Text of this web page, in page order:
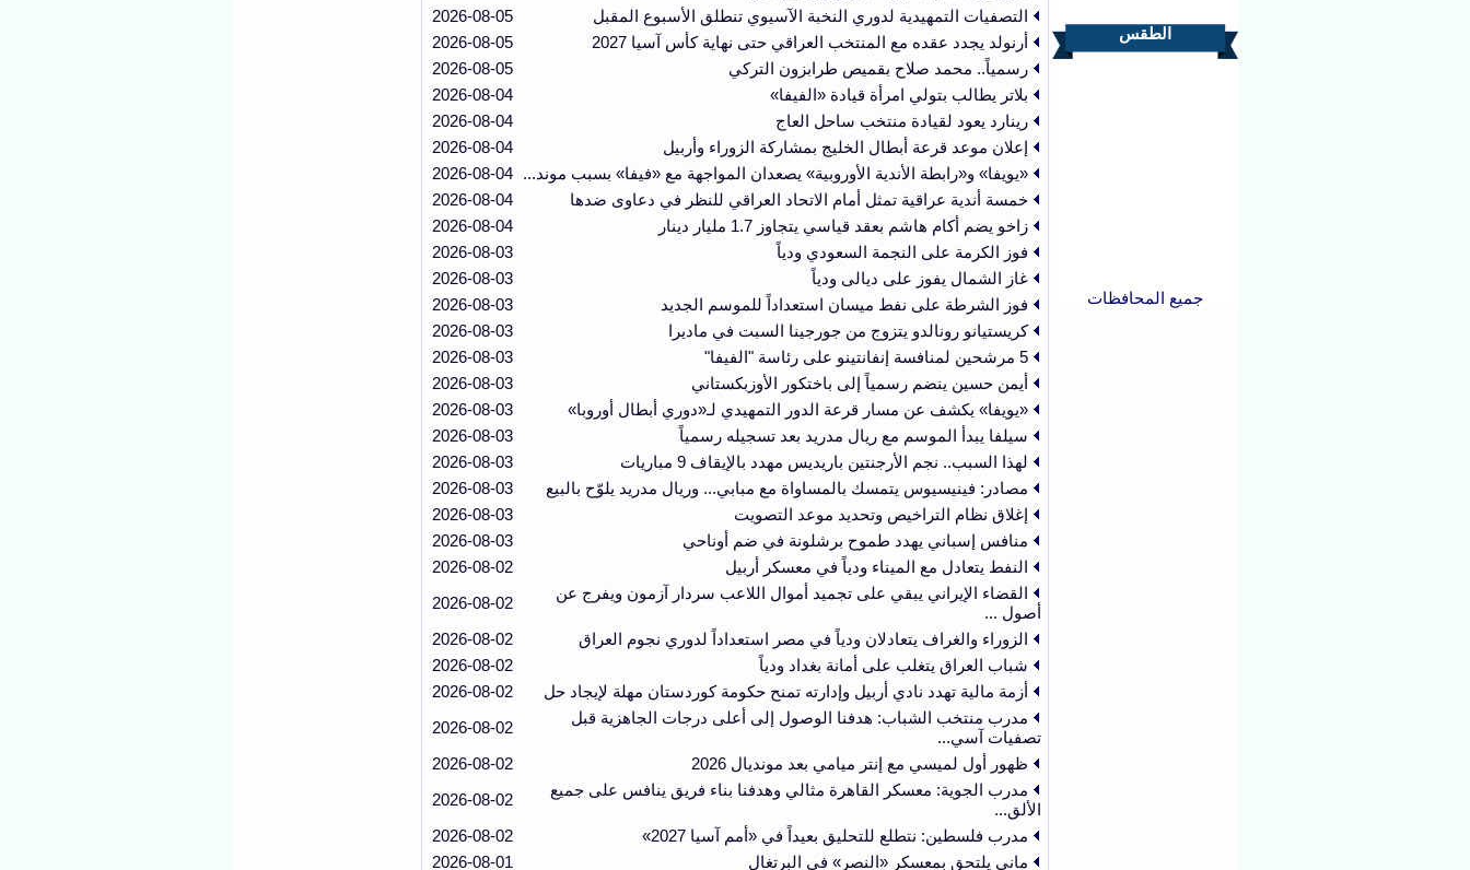
الطقس
جميع المحافظات
التصفيات التمهيدية لدوري النخبة الآسيوي تنطلق الأسبوع المقبل
2026-08-05
أرنولد يجدد عقده مع المنتخب العراقي حتى نهاية كأس آسيا 2027
2026-08-05
رسمياً.. محمد صلاح بقميص طرابزون التركي
2026-08-05
بلاتر يطالب بتولي امرأة قيادة «الفيفا»
2026-08-04
رينارد يعود لقيادة منتخب ساحل العاج
2026-08-04
إعلان موعد قرعة أبطال الخليج بمشاركة الزوراء وأربيل
2026-08-04
«يويفا» و«رابطة الأندية الأوروبية» يصعدان المواجهة مع «فيفا» بسبب موند...
2026-08-04
خمسة أندية عراقية تمثل أمام الاتحاد العراقي للنظر في دعاوى ضدها
2026-08-04
زاخو يضم أكام هاشم بعقد قياسي يتجاوز 1.7 مليار دينار
2026-08-04
فوز الكرمة على النجمة السعودي ودياً
2026-08-03
غاز الشمال يفوز على ديالى ودياً
2026-08-03
فوز الشرطة على نفط ميسان استعداداً للموسم الجديد
2026-08-03
كريستيانو رونالدو يتزوج من جورجينا السبت في ماديرا
2026-08-03
5 مرشحين لمنافسة إنفانتينو على رئاسة "الفيفا"
2026-08-03
أيمن حسين ينضم رسمياً إلى باختكور الأوزبكستاني
2026-08-03
«يويفا» يكشف عن مسار قرعة الدور التمهيدي لـ«دوري أبطال أوروبا»
2026-08-03
سيلفا يبدأ الموسم مع ريال مدريد بعد تسجيله رسمياً
2026-08-03
لهذا السبب.. نجم الأرجنتين باريديس مهدد بالإيقاف 9 مباريات
2026-08-03
مصادر: فينيسيوس يتمسك بالمساواة مع مبابي... وريال مدريد يلوّح بالبيع
2026-08-03
إغلاق نظام التراخيص وتحديد موعد التصويت
2026-08-03
منافس إسباني يهدد طموح برشلونة في ضم أوناحي
2026-08-03
النفط يتعادل مع الميناء ودياً في معسكر أربيل
2026-08-02
القضاء الإيراني يبقي على تجميد أموال اللاعب سردار آزمون ويفرج عن
أصول ...
2026-08-02
الزوراء والغراف يتعادلان ودياً في مصر استعداداً لدوري نجوم العراق
2026-08-02
شباب العراق يتغلب على أمانة بغداد ودياً
2026-08-02
أزمة مالية تهدد نادي أربيل وإدارته تمنح حكومة كوردستان مهلة لإيجاد حل
2026-08-02
مدرب منتخب الشباب: هدفنا الوصول إلى أعلى درجات الجاهزية قبل
تصفيات آسي...
2026-08-02
ظهور أول لميسي مع إنتر ميامي بعد مونديال 2026
2026-08-02
مدرب الجوية: معسكر القاهرة مثالي وهدفنا بناء فريق ينافس على جميع
الألق...
2026-08-02
مدرب فلسطين: نتطلع للتحليق بعيداً في «أمم آسيا 2027»
2026-08-02
ماني يلتحق بمعسكر «النصر» في البرتغال
2026-08-01